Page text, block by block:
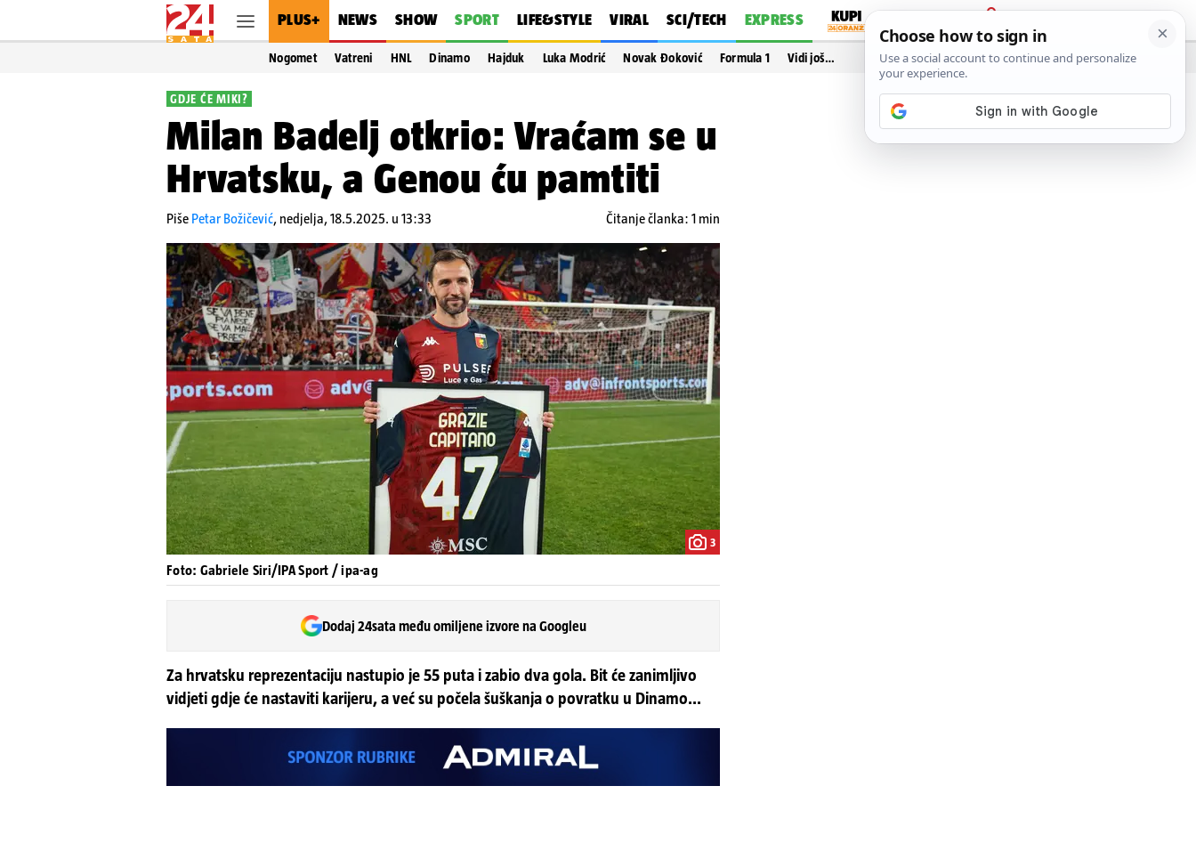
PLUS+ NEWS SHOW SPORT LIFE&STYLE VIRAL SCI/TECH EXPRESS
PRIJAVA
Nogomet Vatreni HNL Dinamo Hajduk Luka Modrić Novak Đoković Formula 1 Vidi još…
GDJE ĆE MIKI?
Milan Badelj otkrio: Vraćam se u
Hrvatsku, a Genou ću pamtiti
Piše Petar Božičević, nedjelja, 18.5.2025. u 13:33 Čitanje članka: 1 min
3
Foto: Gabriele Siri/IPA Sport / ipa-ag
Dodaj 24sata među omiljene izvore na Googleu
Za hrvatsku reprezentaciju nastupio je 55 puta i zabio dva gola. Bit će zanimljivo
vidjeti gdje će nastaviti karijeru, a već su počela šuškanja o povratku u Dinamo...